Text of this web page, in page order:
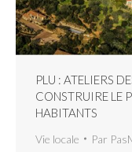
PLU : ATELIERS
CONSTRUIRE LE
HABITANTS
Vie locale Par